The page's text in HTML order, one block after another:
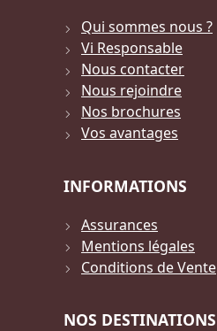
Qui sommes nous ?
Vi Responsable
Nous contacter
Nous rejoindre
Nos brochures
Vos avantages
INFORMATIONS
Assurances
Mentions légales
Conditions de Vente
NOS DESTINATIONS